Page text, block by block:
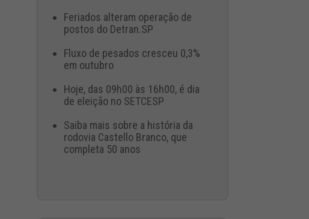
Feriados alteram operação de
postos do Detran.SP
Fluxo de pesados cresceu 0,3%
em outubro
Hoje, das 09h00 às 16h00, é dia
de eleição no SETCESP
Saiba mais sobre a história da
rodovia Castello Branco, que
completa 50 anos